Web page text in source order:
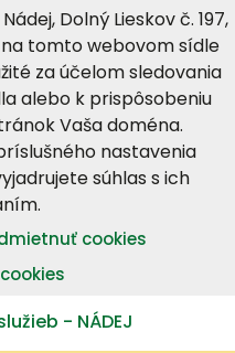
Dolný Lieskov č. 197,
na tomto webovom sídle
za účelom sledovania
alebo k prispôsobeniu
Vaša doména.
nastavenia
súhlas s ich
cookies
- NÁDEJ